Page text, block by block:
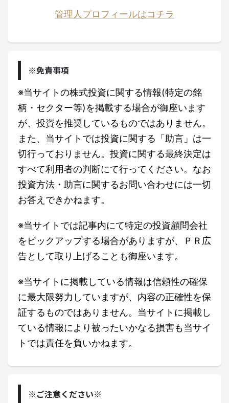
管理人プロフィールはコチラ
※免責事項
※当サイトの株式投資に関する情報(特定の銘
柄・セクター等)を掲載する場合が御座います
が、投資を推奨しているものではありません。
また、当サイトでは投資に関する「助言」は一
切行っておりません。投資に関する最終決定は
すべて利用者の判断にて行ってください。なお
投資方法・助言に関するお問い合わせには一切
お答えできかねます。
※当サイトでは記事内にて特定の投資顧問会社
をピックアップする場合がありますが、ＰＲ広
告として取り上げることも御座います。
※当サイトに掲載している情報は信頼性の確保
に最大限努力していますが、内容の正確性を保
証するものではありません。当サイトに掲載し
ている情報により被ったいかなる損害も当サイ
トでは責任を負いかねます。
※ご注意ください※